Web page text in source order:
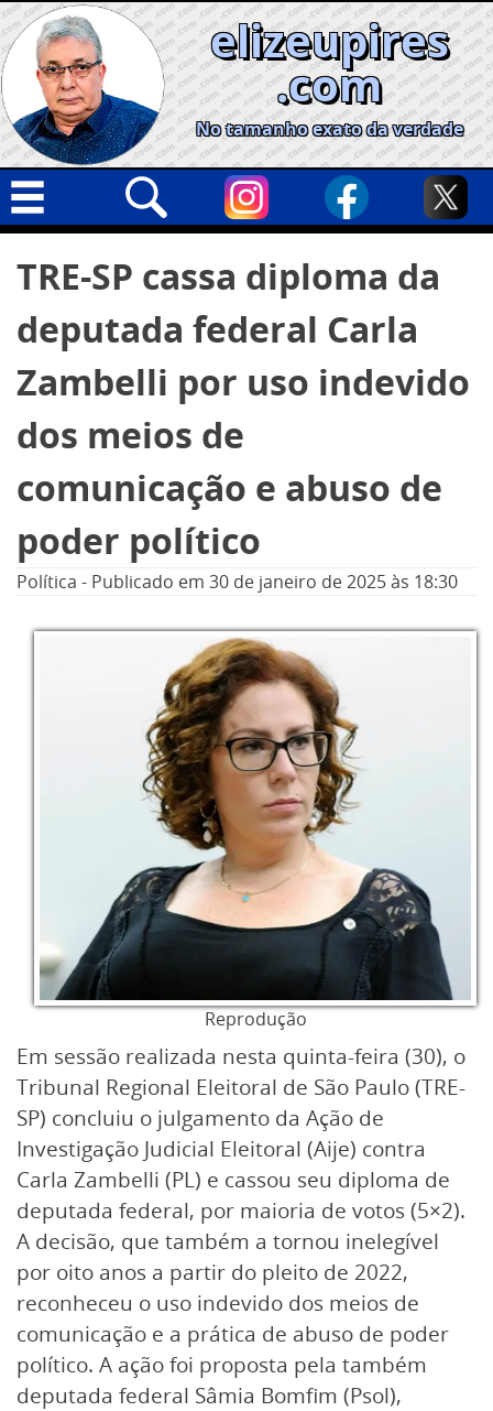
Skip
to
content
elizeupires
.com
No tamanho exato da verdade
Geral
Cidades
Política
Opinião
Informe especial
por:
TRE-SP cassa diploma da
deputada federal Carla
Zambelli por uso indevido
dos meios de
comunicação e abuso de
poder político
Política - Publicado em 30 de janeiro de 2025às 18:30
Reprodução
Em sessão realizada nesta quinta-feira (30), o
Tribunal Regional Eleitoral de São Paulo (TRE-
SP) concluiu o julgamento da Ação de
Investigação Judicial Eleitoral (Aije) contra
Carla Zambelli (PL) e cassou seu diploma de
deputada federal, por maioria de votos (5×2).
A decisão, que também a tornou inelegível
por oito anos a partir do pleito de 2022,
reconheceu o uso indevido dos meios de
comunicação e a prática de abuso de poder
político. A ação foi proposta pela também
deputada federal Sâmia Bomfim (Psol),